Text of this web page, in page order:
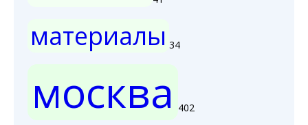
материалы 34
москва 402